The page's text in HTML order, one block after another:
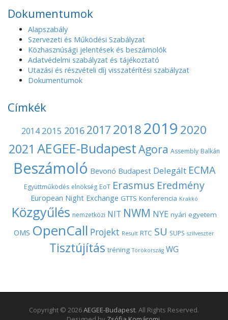
n
a
i
o
Dokumentumok
Alapszabály
Szervezeti és Működési Szabályzat
Közhasznúsági jelentések és beszámolók
Adatvédelmi szabályzat és tájékoztató
Utazási és részvételi díj visszatérítési szabályzat
Dokumentumok
Címkék
2014 2015 2016 2017 20182019 2020
2021 AEGEE-BudapestAgora Assembly Balkán
Beszámoló Bevonó Budapest Delegált ECMA
Együttműködés elnökség EoT Erasmus Eredmény
European Night Exchange GTTS Konferencia Krakkó
Közgyűlés nemzetközi NIT NWM NYE nyári egyetem
OMS OpenCall Projekt Result RTC SU SUPS szilveszter
Tisztújítás tréning Törökország WG
Copyright © 2026AEGEE-Budapest. All Rights Reserved.